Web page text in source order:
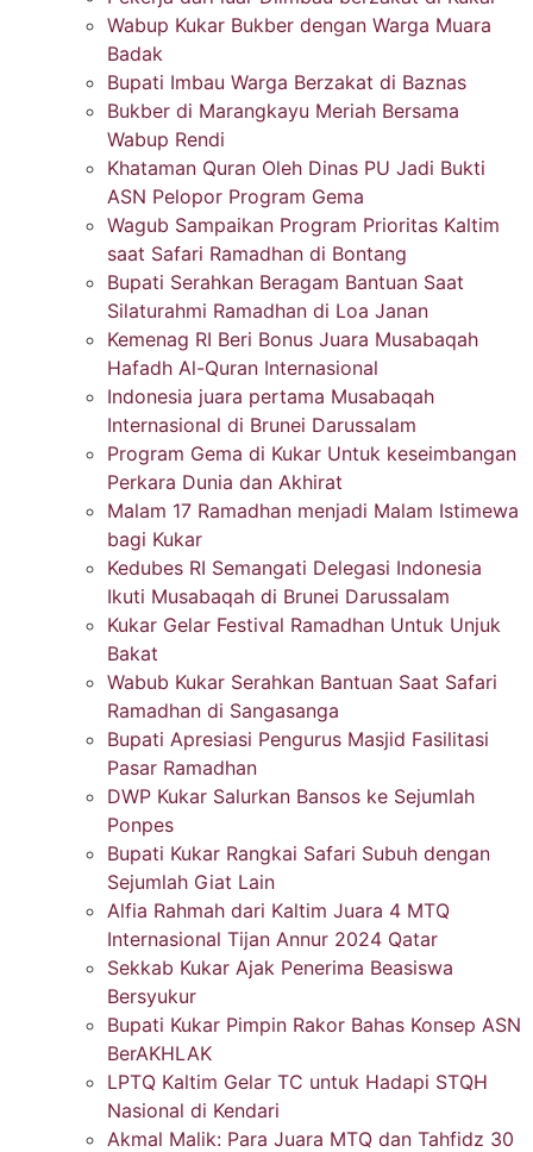
Wabup Kukar Bukber dengan Warga Muara
Badak
Bupati Imbau Warga Berzakat di Baznas
Bukber di Marangkayu Meriah Bersama
Wabup Rendi
Khataman Quran Oleh Dinas PU Jadi Bukti
ASN Pelopor Program Gema
Wagub Sampaikan Program Prioritas Kaltim
saat Safari Ramadhan di Bontang
Bupati Serahkan Beragam Bantuan Saat
Silaturahmi Ramadhan di Loa Janan
Kemenag RI Beri Bonus Juara Musabaqah
Hafadh Al-Quran Internasional
Indonesia juara pertama Musabaqah
Internasional di Brunei Darussalam
Program Gema di Kukar Untuk keseimbangan
Perkara Dunia dan Akhirat
Malam 17 Ramadhan menjadi Malam Istimewa
bagi Kukar
Kedubes RI Semangati Delegasi Indonesia
Ikuti Musabaqah di Brunei Darussalam
Kukar Gelar Festival Ramadhan Untuk Unjuk
Bakat
Wabub Kukar Serahkan Bantuan Saat Safari
Ramadhan di Sangasanga
Bupati Apresiasi Pengurus Masjid Fasilitasi
Pasar Ramadhan
DWP Kukar Salurkan Bansos ke Sejumlah
Ponpes
Bupati Kukar Rangkai Safari Subuh dengan
Sejumlah Giat Lain
Alfia Rahmah dari Kaltim Juara 4 MTQ
Internasional Tijan Annur 2024 Qatar
Sekkab Kukar Ajak Penerima Beasiswa
Bersyukur
Bupati Kukar Pimpin Rakor Bahas Konsep ASN
BerAKHLAK
LPTQ Kaltim Gelar TC untuk Hadapi STQH
Nasional di Kendari
Akmal Malik: Para Juara MTQ dan Tahfidz 30